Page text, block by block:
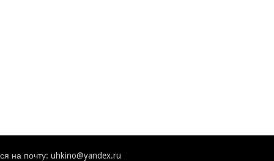
на почту: uhkino@yandex.ru